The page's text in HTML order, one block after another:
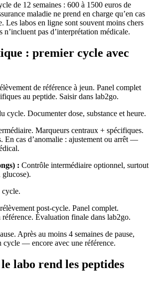
de 12 semaines : 600 à 1500 euros de
maladie ne prend en charge qu’en cas
Les labos en ligne sont souvent moins chers
n’incluent pas d’interprétation médicale.
: premier cycle avec
de référence à jeun. Panel complet
au peptide. Saisir dans lab2go.
cycle. Documenter dose, substance et heure.
Marqueurs centraux + spécifiques.
En cas d’anomalie : ajustement ou arrêt —
: Contrôle intermédiaire optionnel, surtout
post-cycle. Panel complet.
Évaluation finale dans lab2go.
Après au moins 4 semaines de pause,
cycle — encore avec une référence.
labo rend les peptides